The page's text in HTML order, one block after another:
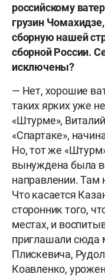
российскому
грузин
сборную нашей
сборной России.
исключены?
— Нет, хорошие
таких ярких уже
«Штурме»,
«Спартаке»,
Но, тот же
вынуждена была
направлении. Там
Что касается
сторонник того,
местах, и
приглашали сюда
Плискевича,
Коавленко,